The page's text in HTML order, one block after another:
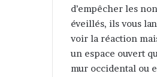
d’empêcher les
éveillés, ils vous
voir la réaction
un espace ouvert
mur occidental ou